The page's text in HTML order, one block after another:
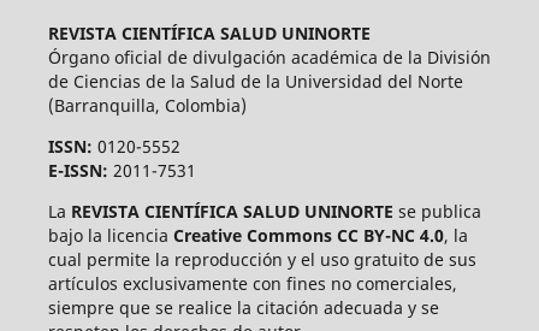
REVISTA CIENTÍFICA SALUD UNINORTE
Órgano oficial de divulgación académica de la División
de Ciencias de la Salud de la Universidad del Norte
(Barranquilla, Colombia)
ISSN: 0120-5552
E-ISSN: 2011-7531
La REVISTA CIENTÍFICA SALUD UNINORTE se publica
bajo la licencia Creative Commons CC BY-NC 4.0, la
cual permite la reproducción y el uso gratuito de sus
artículos exclusivamente con fines no comerciales,
siempre que se realice la citación adecuada y se